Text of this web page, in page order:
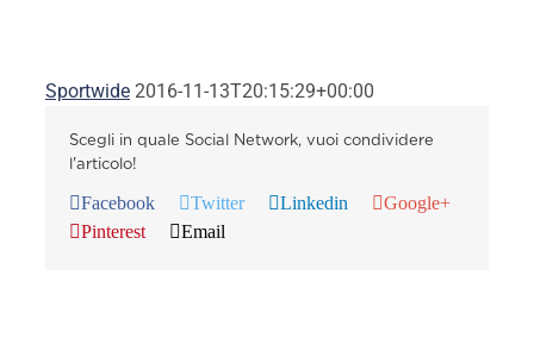
Sportwide 2016-11-13T20:15:29+00:00
Scegli in quale Social Network, vuoi condividere
l'articolo!
Facebook Twitter Linkedin
Google+
Pinterest
Email